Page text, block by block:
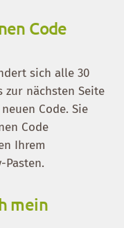
Code
sich alle 30
zur nächsten Seite
Code. Sie
Code
Ihrem
Pasten.
mein